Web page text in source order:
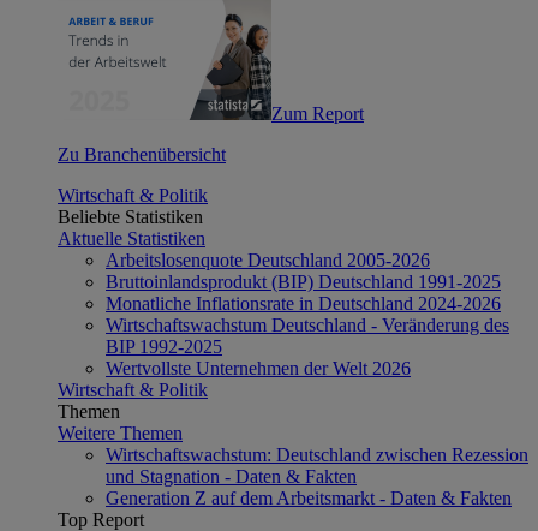
Zum Report
Zu Branchenübersicht
Wirtschaft & Politik
Beliebte Statistiken
Aktuelle Statistiken
Arbeitslosenquote Deutschland 2005-2026
Bruttoinlandsprodukt (BIP) Deutschland 1991-2025
Monatliche Inflationsrate in Deutschland 2024-2026
Wirtschaftswachstum Deutschland - Veränderung des
BIP 1992-2025
Wertvollste Unternehmen der Welt 2026
Wirtschaft & Politik
Themen
Weitere Themen
Wirtschaftswachstum: Deutschland zwischen Rezession
und Stagnation - Daten & Fakten
Generation Z auf dem Arbeitsmarkt - Daten & Fakten
Top Report